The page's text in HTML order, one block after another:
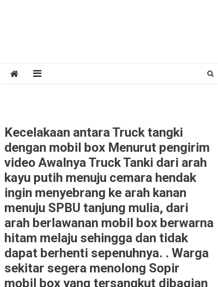
Kecelakaan antara Truck tangki
dengan mobil box Menurut pengirim
video Awalnya Truck Tanki dari arah
kayu putih menuju cemara hendak
ingin menyebrang ke arah kanan
menuju SPBU tanjung mulia, dari
arah berlawanan mobil box berwarna
hitam melaju sehingga dan tidak
dapat berhenti sepenuhnya. . Warga
sekitar segera menolong Sopir
mobil box yang tersangkut dibagian